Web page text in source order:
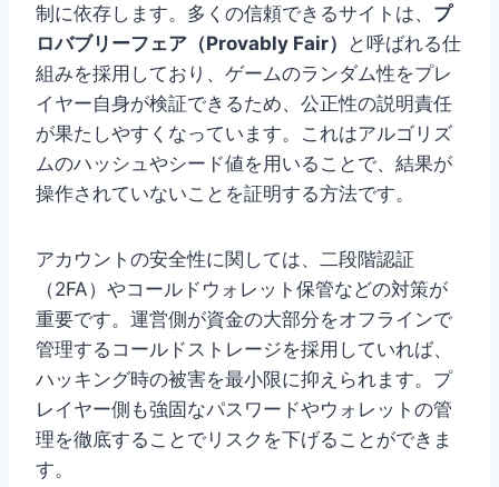
制に依存します。多くの信頼できるサイトは、 プ
ロバブリーフェア（Provably Fair）
と呼ばれる仕
組みを採用しており、ゲームのランダム性をプレ
イヤー自身が検証できるため、公正性の説明責任
が果たしやすくなっています。これはアルゴリズ
ムのハッシュやシード値を用いることで、結果が
操作されていないことを証明する方法です。
アカウントの安全性に関しては、二段階認証
（2FA）やコールドウォレット保管などの対策が
重要です。運営側が資金の大部分をオフラインで
管理するコールドストレージを採用していれば、
ハッキング時の被害を最小限に抑えられます。プ
レイヤー側も強固なパスワードやウォレットの管
理を徹底することでリスクを下げることができま
す。